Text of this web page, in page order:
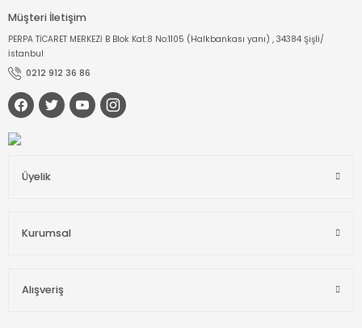
Müşteri İletişim
PERPA TİCARET MERKEZİ B Blok Kat:8 No:1105 (Halkbankası yanı) , 34384 Şişli/
İstanbul
0212 912 36 86
Üyelik
Kurumsal
Alışveriş